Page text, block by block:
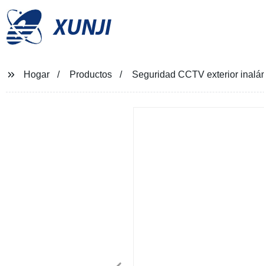
XUNJI
Hogar Productos Seguridad CCTV exterior